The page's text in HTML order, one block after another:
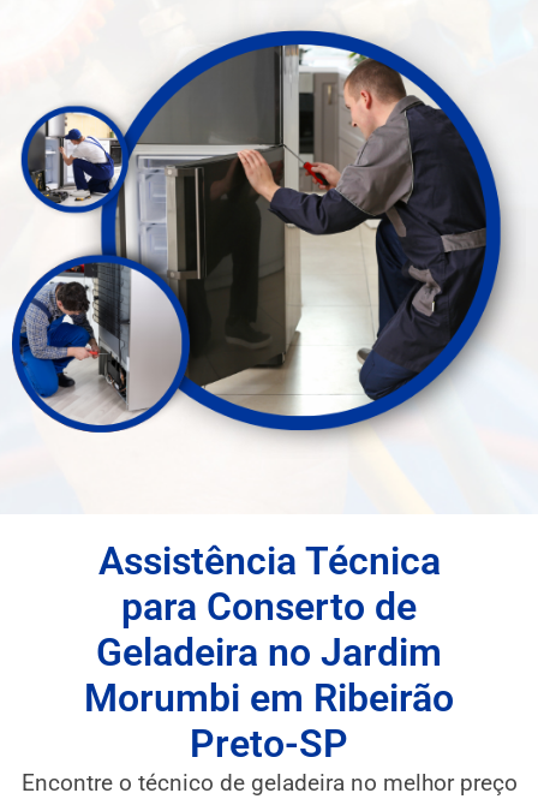
Assistência Técnica
para Conserto de
Geladeira no Jardim
Morumbi em Ribeirão
Preto-SP
Encontre o técnico de geladeira no melhor preço